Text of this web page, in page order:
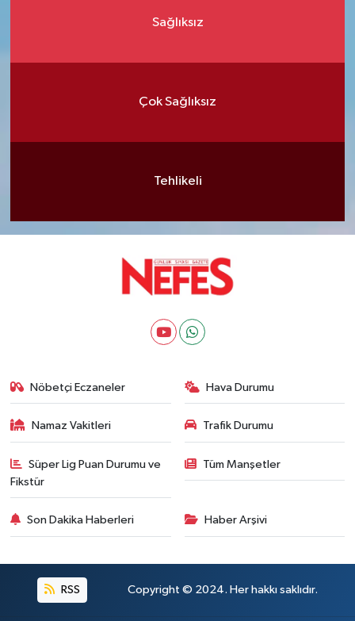
Sağlıksız
Çok Sağlıksız
Tehlikeli
Nöbetçi Eczaneler Hava Durumu
Namaz Vakitleri Trafik Durumu
Süper Lig Puan Durumu ve
Fikstür
Tüm Manşetler
Son Dakika Haberleri Haber Arşivi
RSS Copyright © 2024. Her hakkı saklıdır.